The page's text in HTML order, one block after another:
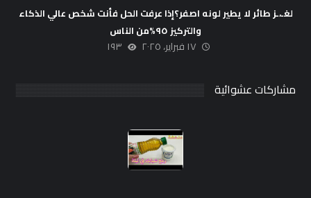
لغـ،ـز طائر لا يطير لونه اصفر؟إذا عرفت الحل فأنت شخص عالي الذكاء
والتركيز ٩٥%من الناس
١٧ فبراير، ٢٠٢٥ ١٩٣
مشاركات عشوائية